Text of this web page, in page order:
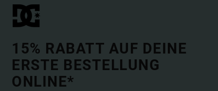
15% RABATT AUF DEINE
ERSTE BESTELLUNG
ONLINE*